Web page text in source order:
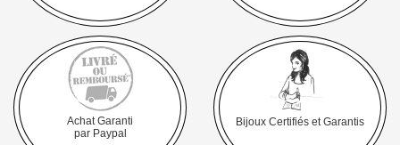
Achat Garanti
par Paypal
Bijoux Certifiés et Garantis